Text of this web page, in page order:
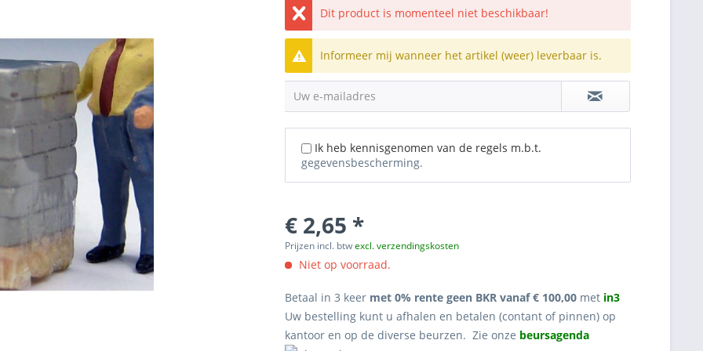
Dit product is momenteel niet beschikbaar!
Informeer mij wanneer het artikel (weer) leverbaar is.
Uw e-mailadres
Ik heb kennisgenomen van de regels m.b.t.
gegevensbescherming.
€ 2,65 *
Prijzen incl. btwexcl. verzendingskosten
Niet op voorraad.
Betaal in 3 keer met 0% rente geen BKR vanaf € 100,00 met in3
Uw bestelling kunt u afhalen en betalen (contant of pinnen) op
kantoor en op de diverse beurzen. Zie onze beursagenda